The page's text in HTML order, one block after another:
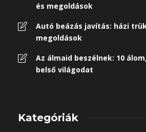
és megoldások
Autó beázás javítás: házi
megoldások
Az álmaid beszélnek: 10
belső világodat
Kategóriák